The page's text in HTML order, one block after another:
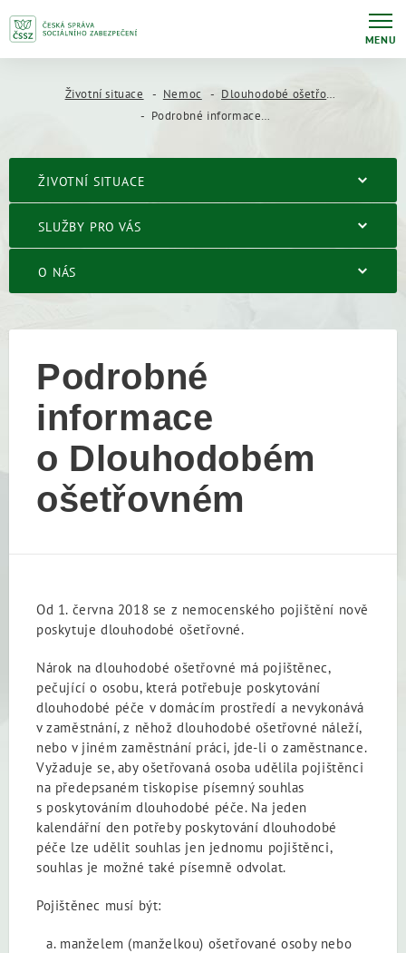
MENU
Životní situace Nemoc
Dlouhodobé ošetřovné
Podrobné informace o Dlouhodobém ošetřovném
ŽIVOTNÍ SITUACE
SLUŽBY PRO VÁS
O NÁS
Podrobné
informace
o Dlouhodobém
ošetřovném
Od 1. června 2018 se z nemocenského pojištění nově
poskytuje dlouhodobé ošetřovné.
Nárok na dlouhodobé ošetřovné má pojištěnec,
pečující o osobu, která potřebuje poskytování
dlouhodobé péče v domácím prostředí a nevykonává
v zaměstnání, z něhož dlouhodobé ošetřovné náleží,
nebo v jiném zaměstnání práci, jde-li o zaměstnance.
Vyžaduje se, aby ošetřovaná osoba udělila pojištěnci
na předepsaném tiskopise písemný souhlas
s poskytováním dlouhodobé péče. Na jeden
kalendářní den potřeby poskytování dlouhodobé
péče lze udělit souhlas jen jednomu pojištěnci,
souhlas je možné také písemně odvolat.
Pojištěnec musí být:
manželem (manželkou) ošetřované osoby nebo